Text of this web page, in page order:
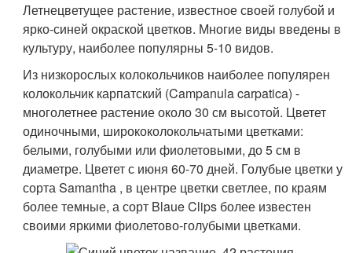
Летнецветущее растение, известное своей голубой и
ярко-синей окраской цветков. Многие виды введены в
культуру, наиболее популярны 5-10 видов.
Из низкорослых колокольчиков наиболее популярен
колокольчик карпатский (Campanula carpatica) -
многолетнее растение около 30 см высотой. Цветет
одиночными, ширококолокольчатыми цветками:
белыми, голубыми или фиолетовыми, до 5 см в
диаметре. Цветет с июня 60-70 дней. Голубые цветки у
сорта Samantha , в центре цветки светлее, по краям
более темные, а сорт Blaue Clips более известен
своими яркими фиолетово-голубыми цветками.